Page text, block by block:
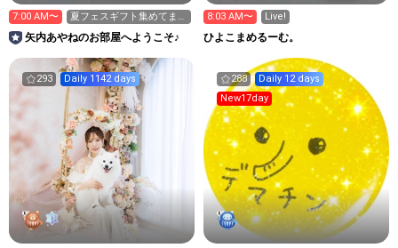
7:00 AM〜
夏フェスギフト集めてま
す！
矢内あやねのお部屋へようこそ♪
8:03 AM〜 Live!
ひよこまめるーむ。
293 Daily 1142 days 288
Daily 12 days
New17day